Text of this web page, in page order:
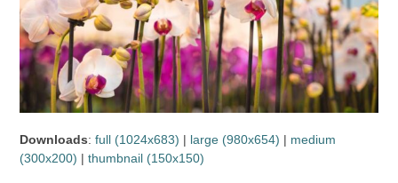
Downloads:full (1024x683) | large (980x654) | medium
(300x200) |thumbnail (150x150)